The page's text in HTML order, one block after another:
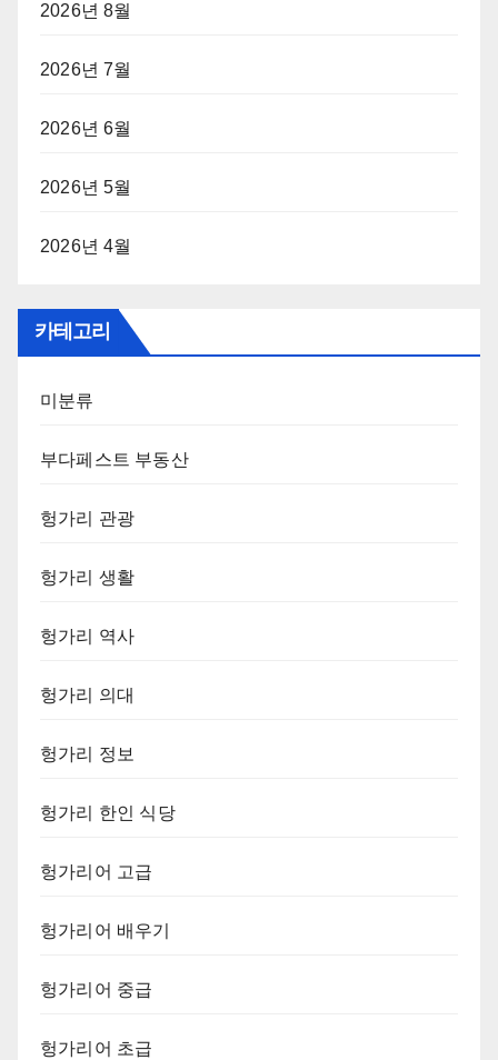
2026년 8월
2026년 7월
2026년 6월
2026년 5월
2026년 4월
카테고리
미분류
부다페스트 부동산
헝가리 관광
헝가리 생활
헝가리 역사
헝가리 의대
헝가리 정보
헝가리 한인 식당
헝가리어 고급
헝가리어 배우기
헝가리어 중급
헝가리어 초급